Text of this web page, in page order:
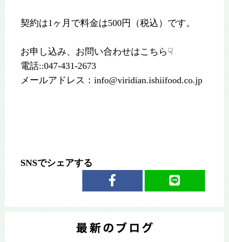
契約は1ヶ月で料金は500円（税込）です。
お申し込み、お問い合わせはこちら☟
電話::047-431-2673
メールアドレス：info@viridian.ishiifood.co.jp
SNSでシェアする